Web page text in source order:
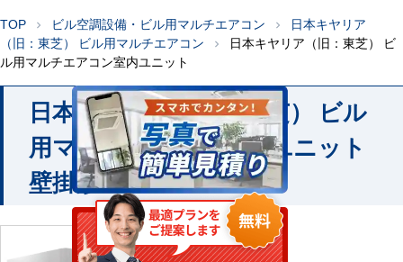
TOP chevron_right ビル空調設備・ビル用マルチエアコン chevron_right
日本キヤリア
（旧：東芝） ビル用マルチエアコン
chevron_right
日本キヤリア（旧：東芝） ビ
ル用マルチエアコン室内ユニット
日本キヤリア（旧：東芝） ビル
用マルチエアコン室内ユニット
壁掛形
壁掛形